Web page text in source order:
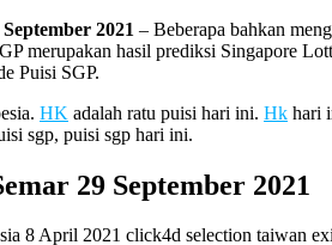
2021 – Beberapa bahkan
merupakan hasil prediksi Singapore
Puisi SGP.
HK adalah ratu puisi hari ini. Hk hari
sgp, puisi sgp hari ini.
29 September 2021
8 April 2021 click4d selection taiwan